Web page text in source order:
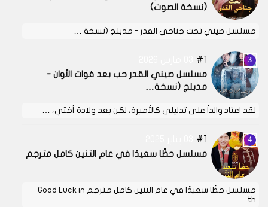
(نسخة الصوت)
مسلسل صيني تحت جناحي القدر - مدبلج (نسخة …
1
مسلسل صيني القدر حب بعد فوات الأوان -
مدبلج (نسخة…
لقد اعتاد والداً على تدليلي كالأميرة، لكن بعد ولادة أختي، …
1
مسلسل حظًا سعيدًا في عام التنين كامل مترجم
مسلسل حظًا سعيدًا في عام التنين كامل مترجم Good Luck in
th…